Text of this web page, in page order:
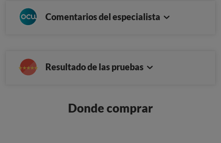
Comentarios del especialista
Resultado de las pruebas
Donde comprar